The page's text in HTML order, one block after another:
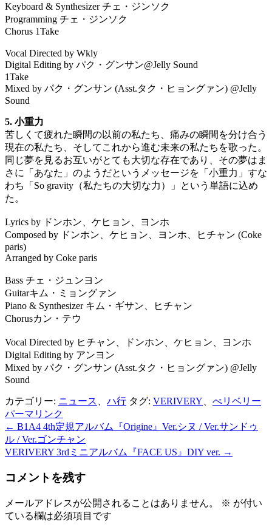
Keyboard & Synthesizer チェ・ジンソク
Programming チェ・ジンソク
Chorus 1Take
Vocal Directed by Wkly
Digital Editing by パク・グンサン@Jelly Sound
1Take
Mixed by パク・グンサン (Asst.タク・ヒョングァン) @Jelly
Sound
5. 小重力
苦しくて疲れた瞬間の以前の私たち、痛みの瞬間を分け合う
現在の私たち、そしてこれから進む未来の私たちを歌った。
同じ夢を見るお互いがとても大切な存在であり、その夢はま
さに「あなた」のようだというメッセージを「小重力」すな
わち「So gravity（私たちの大切な力）」という単語に込め
た。
Lyrics by ドンホン、ケヒョン、ヨンホ
Composed by ドンホン、ケヒョン、ヨンホ、ヒチャン (Coke
paris)
Arranged by Coke paris
Bass チェ・ジュンヨン
Guitarキム・ミョングァン
Piano & Synthesizer キム・ギサン、ヒチャン
Chorusカン・テウ
Vocal Directed by ヒチャン、ドンホン、ケヒョン、ヨンホ
Digital Editing by アンヨン
Mixed by パク・グンサン (Asst.タク・ヒョングァン) @Jelly
Sound
カテゴリー: ニュース ハ行 タグ: VERIVERY
べリベリー
パーマリンク
投
稿
ビ
ゲ
← B1A4 4th定規アルバム『Origine』Ver.シヌ / Ver.サンドゥ
ル / Ver.ゴンチャン
VERIVERY 3rdミニアルバム『FACE US』DIY ver. →
コメントを残す
メールアドレスが公開されることはありません。 ※ が付い
ている欄は必須項目です